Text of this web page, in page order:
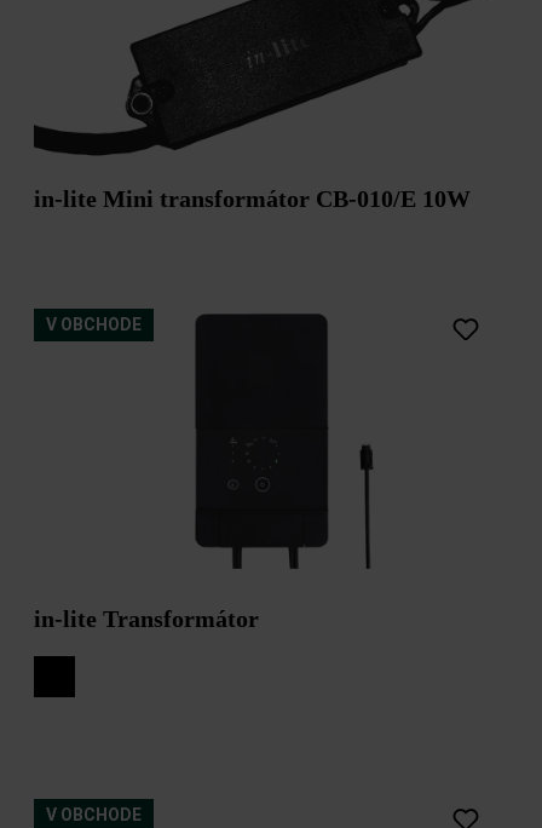
in-lite Mini transformátor CB-010/E 10W
V OBCHODE
in-lite Transformátor
V OBCHODE